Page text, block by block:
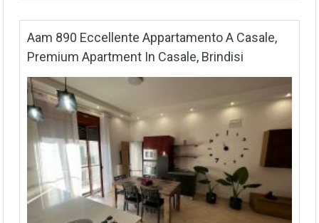
Aam 890 Eccellente Appartamento A Casale,
Premium Apartment In Casale, Brindisi